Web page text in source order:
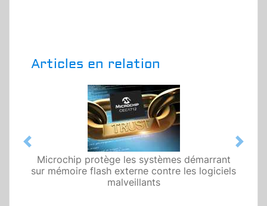
Articles en relation
Microchip protège les systèmes démarrant
sur mémoire flash externe contre les logiciels
malveillants
Previous Next